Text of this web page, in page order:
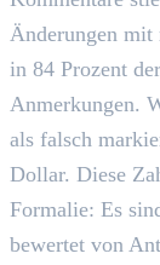
Änderungen mit
in 84 Prozent
Anmerkungen.
als falsch
Dollar. Diese
Formalie: Es
bewertet von